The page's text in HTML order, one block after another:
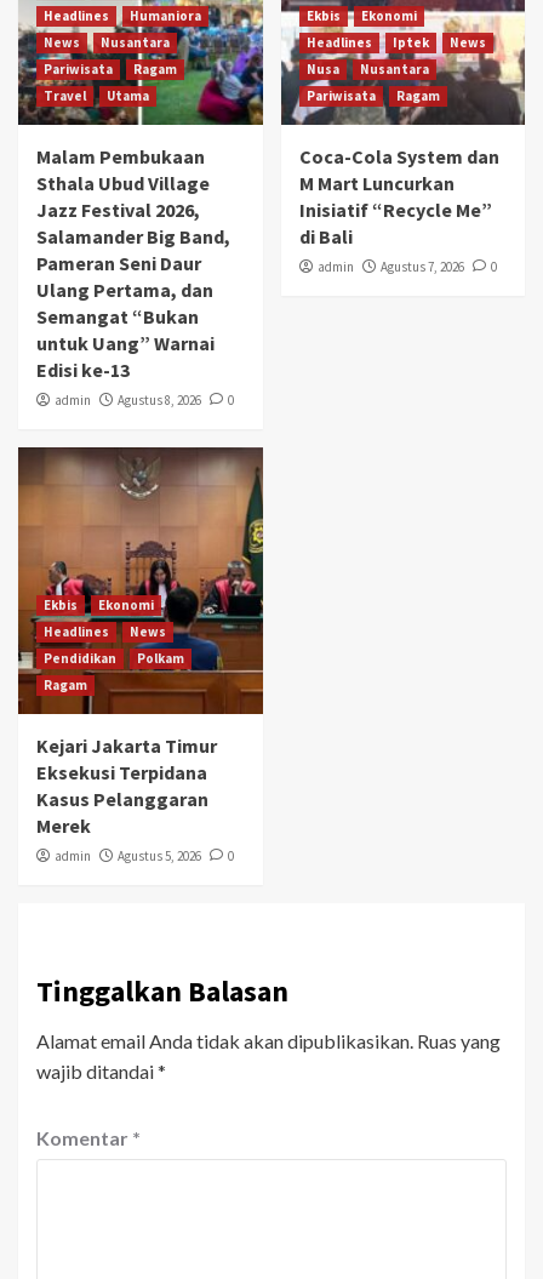
Headlines
Humaniora
News
Nusantara
Pariwisata
Ragam
Travel
Utama
Malam Pembukaan
Sthala Ubud Village
Jazz Festival 2026,
Salamander Big Band,
Pameran Seni Daur
Ulang Pertama, dan
Semangat “Bukan
untuk Uang” Warnai
Edisi ke-13
admin Agustus 8, 2026 0
Ekbis
Ekonomi
Headlines
Iptek
News
Nusa
Nusantara
Pariwisata
Ragam
Coca-Cola System dan
M Mart Luncurkan
Inisiatif “Recycle Me”
di Bali
admin Agustus 7, 2026 0
Ekbis
Ekonomi
Headlines
News
Pendidikan
Polkam
Ragam
Kejari Jakarta Timur
Eksekusi Terpidana
Kasus Pelanggaran
Merek
admin Agustus 5, 2026 0
Tinggalkan Balasan
Alamat email Anda tidak akan dipublikasikan. Ruas yang
wajib ditandai*
Komentar *